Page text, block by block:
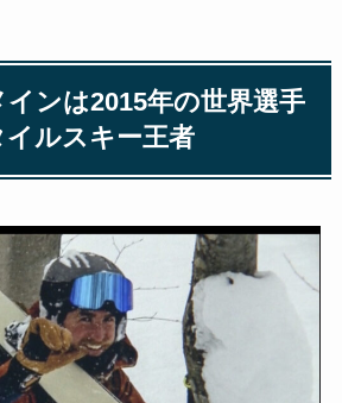
ンは2015年の世界選手
ルスキー王者